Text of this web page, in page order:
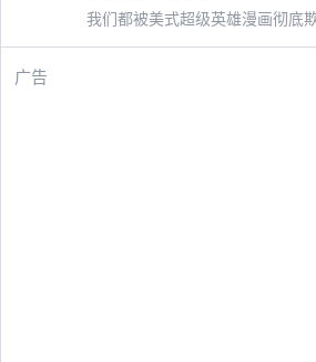
我们都被美式超级英雄漫画彻底欺
广告